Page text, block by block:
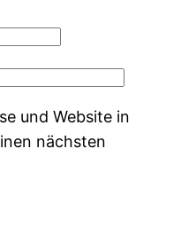
und Website in
nächsten